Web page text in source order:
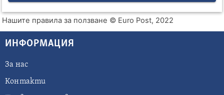
Нашите правила за ползване © Euro Post, 2022
ИНФОРМАЦИЯ
За нас
Контакти